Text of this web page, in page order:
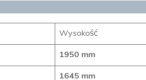
Wysokość
1950 mm
1645 mm